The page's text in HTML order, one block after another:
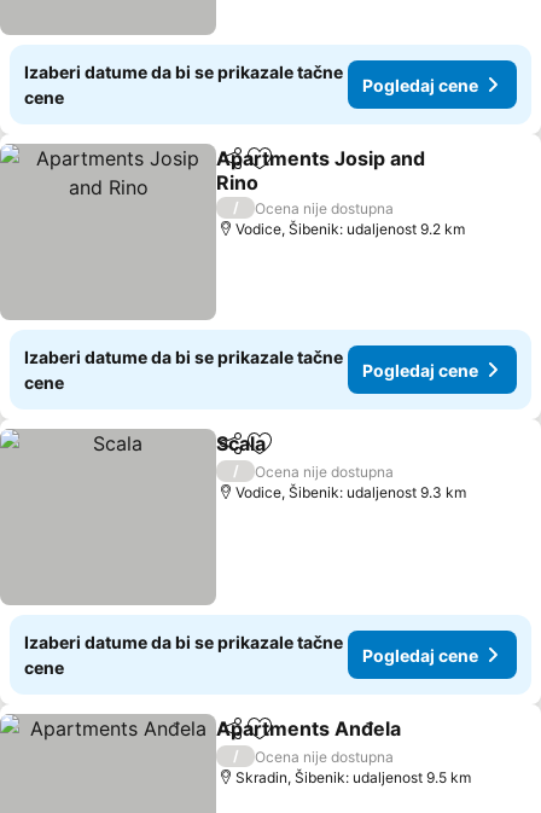
Izaberi datume da bi se prikazale tačne
cene
Pogledaj cene
Deli Dodati u favorite
Apartments Josip and
Rino
Pogledaj cene
/
Ocena nije dostupna
Vodice, Šibenik: udaljenost 9.2 km
Izaberi datume da bi se prikazale tačne
cene
Pogledaj cene
Deli Dodati u favorite
Scala
/
Ocena nije dostupna
Vodice, Šibenik: udaljenost 9.3 km
Izaberi datume da bi se prikazale tačne
cene
Pogledaj cene
Deli Dodati u favorite
Apartments Anđela
/
Ocena nije dostupna
Skradin, Šibenik: udaljenost 9.5 km